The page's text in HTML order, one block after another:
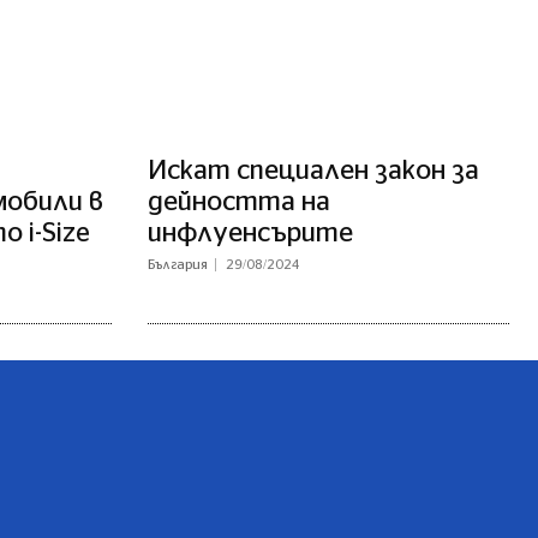
в
i-Size
Искат специален закон за
дейността на
инфлуенсърите
България 29/08/2024